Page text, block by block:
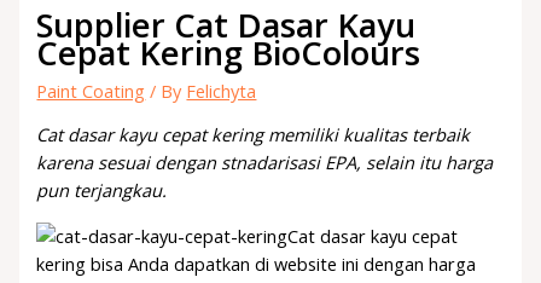
Supplier Cat Dasar Kayu
Cepat Kering BioColours
Paint Coating / By Felichyta
Cat dasar kayu cepat kering memiliki kualitas terbaik
karena sesuai dengan stnadarisasi EPA, selain itu harga
pun terjangkau.
Cat dasar kayu cepat
kering bisa Anda dapatkan di website ini dengan harga